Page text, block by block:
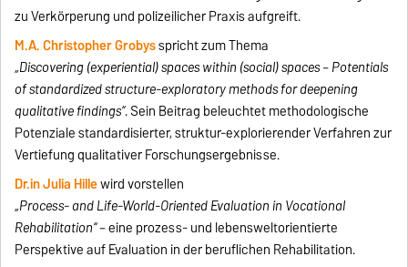
zu Verkörperung und polizeilicher Praxis aufgreift.
M.A. Christopher Grobysspricht zum Thema
„Discovering (experiential) spaces within (social) spaces – Potentials
of standardized structure-exploratory methods for deepening
qualitative findings“. Sein Beitrag beleuchtet methodologische
Potenziale standardisierter, struktur-explorierender Verfahren zur
Vertiefung qualitativer Forschungsergebnisse.
Dr.in Julia Hillewird vorstellen
„Process- and Life-World-Oriented Evaluation in Vocational
Rehabilitation“– eine prozess- und lebensweltorientierte
Perspektive auf Evaluation in der beruflichen Rehabilitation.